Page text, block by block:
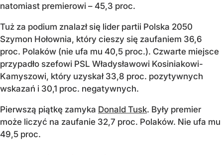
natomiast premierowi – 45,3 proc.
Tuż za podium znalazł się lider partii Polska 2050
Szymon Hołownia, który cieszy się zaufaniem 36,6
proc. Polaków (nie ufa mu 40,5 proc.). Czwarte miejsce
przypadło szefowi PSL Władysławowi Kosiniakowi-
Kamyszowi, który uzyskał 33,8 proc. pozytywnych
wskazań i 30,1 proc. negatywnych.
Pierwszą piątkę zamyka Donald Tusk. Były premier
może liczyć na zaufanie 32,7 proc. Polaków. Nie ufa mu
49,5 proc.